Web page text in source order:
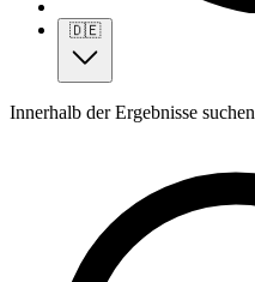
🇩🇪
Innerhalb der Ergebnisse suchen